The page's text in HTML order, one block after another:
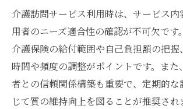
介護訪問サービス利用時は、サービス内
用者のニーズ適合性の確認が不可欠です
介護保険の給付範囲や自己負担額の把
時間や頻度の調整がポイントです。また
者との信頼関係構築も重要で、定期的な
じて質の維持向上を図ることが推奨され